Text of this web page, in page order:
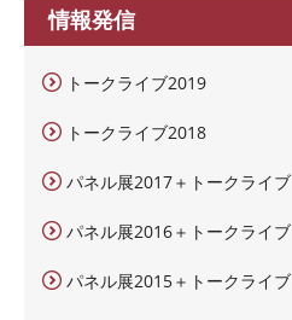
情報発信
トークライブ2019
トークライブ2018
パネル展2017＋トークライブ
パネル展2016＋トークライブ
パネル展2015＋トークライブ